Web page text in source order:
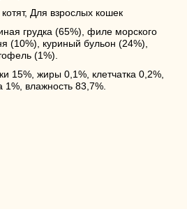
Для взрослых кошек
грудка (65%), филе морского
(10%), куриный бульон (24%),
(1%).
15%, жиры 0,1%, клетчатка 0,2%,
1%, влажность 83,7%.